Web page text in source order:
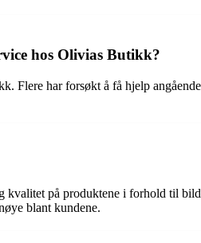
hos Olivias Butikk?
Flere har forsøkt å få hjelp
på produktene i forhold til
blant kundene.